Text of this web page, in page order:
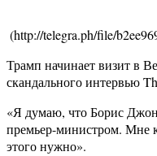
(http://telegra.ph/file/
Трамп начинает визит в
скандального интервью
«Я думаю, что Борис
премьер-министром. Мне
этого нужно».